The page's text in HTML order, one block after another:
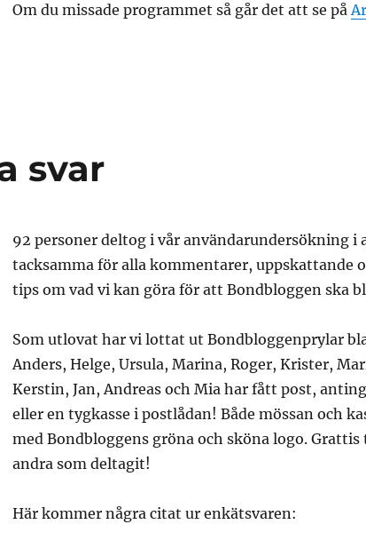
Om du missade programmet så går det att se på
svar
92 personer deltog i vår användarundersökning i
tacksamma för alla kommentarer, uppskattande
tips om vad vi kan göra för att Bondbloggen ska
Som utlovat har vi lottat ut Bondbloggenprylar
Anders, Helge, Ursula, Marina, Roger, Krister,
Kerstin, Jan, Andreas och Mia har fått post,
eller en tygkasse i postlådan! Både mössan och
med Bondbloggens gröna och sköna logo.
andra som deltagit!
Här kommer några citat ur enkätsvaren: